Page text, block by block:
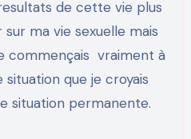
de cette vie plus
ma vie sexuelle mais
commençais vraiment à
situation que je croyais
situation permanente.